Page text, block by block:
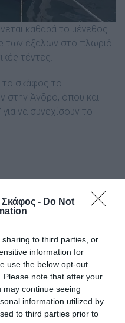
- Do Not
to third parties, or
information for
use the below opt-out
note that after your
continue seeing
information utilized by
to third parties prior to
καθαρά το μέγεθος
των έξαλων στο πλωριό
τέντες.
το σκάφος το
στην Άνδρο, όπου και
να συνεχίσουν το